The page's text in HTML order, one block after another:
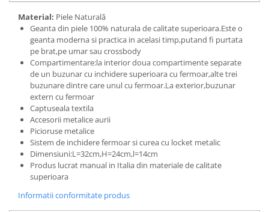
Material: Piele Naturală
Geanta din piele 100% naturala de calitate superioara.Este o
geanta moderna si practica in acelasi timp,putand fi purtata
pe brat,pe umar sau crossbody
Compartimentare:la interior doua compartimente separate
de un buzunar cu inchidere superioara cu fermoar,alte trei
buzunare dintre care unul cu fermoar.La exterior,buzunar
extern cu fermoar
Captuseala textila
Accesorii metalice aurii
Picioruse metalice
Sistem de inchidere fermoar si curea cu locket metalic
Dimensiuni:L=32cm,H=24cm,l=14cm
Produs lucrat manual in Italia din materiale de calitate
superioara
Informatii conformitate produs